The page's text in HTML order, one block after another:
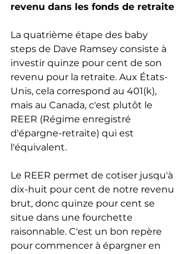
revenu dans les fonds de retraite
La quatrième étape des baby
steps de Dave Ramsey consiste à
investir quinze pour cent de son
revenu pour la retraite. Aux États-
Unis, cela correspond au 401(k),
mais au Canada, c'est plutôt le
REER (Régime enregistré
d'épargne-retraite) qui est
l'équivalent.
Le REER permet de cotiser jusqu'à
dix-huit pour cent de notre revenu
brut, donc quinze pour cent se
situe dans une fourchette
raisonnable. C'est un bon repère
pour commencer à épargner en